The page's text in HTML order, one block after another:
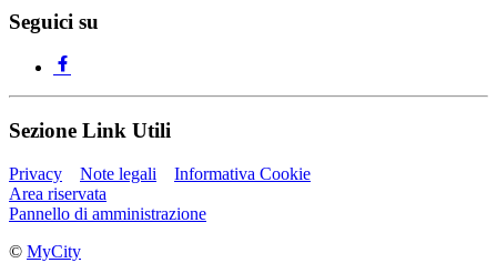
Seguici su
Sezione Link Utili
Privacy Note legali
Informativa Cookie
Area riservata
Pannello di amministrazione
© MyCity